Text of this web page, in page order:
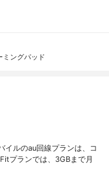
ミングパッド
ルのau回線プランは、コ
プランでは、3GBまで月